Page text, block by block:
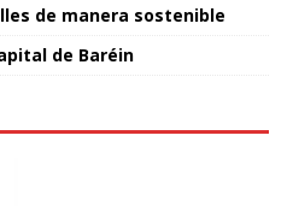
de manera sostenible
de Baréin